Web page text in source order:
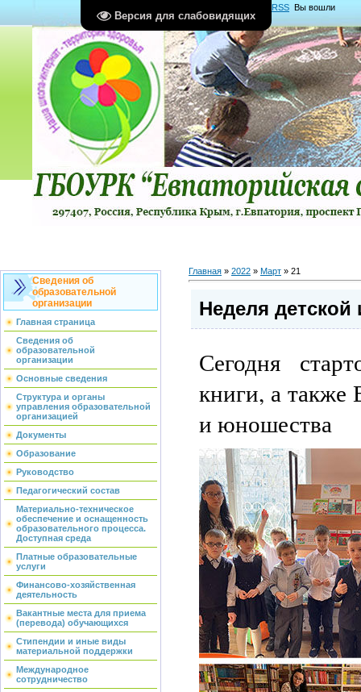
Версия для слабовидящих
RSS Вы вошли
какГость Группа "Гости"
Сведения об
образовательной
организации
Главная страница
Сведения об
образовательной
организации
Основные сведения
Структура и органы
управления образовательной
организацией
Документы
Образование
Руководство
Педагогический состав
Материально-техническое
обеспечение и оснащенность
образовательного процесса.
Доступная среда
Платные образовательные
услуги
Финансово-хозяйственная
деятельность
Вакантные места для приема
(перевода) обучающихся
Стипендии и иные виды
материальной поддержки
Международное
сотрудничество
Главная » 2022 » Март » 21
Неделя
Сегодня
книги, а также
и юношества